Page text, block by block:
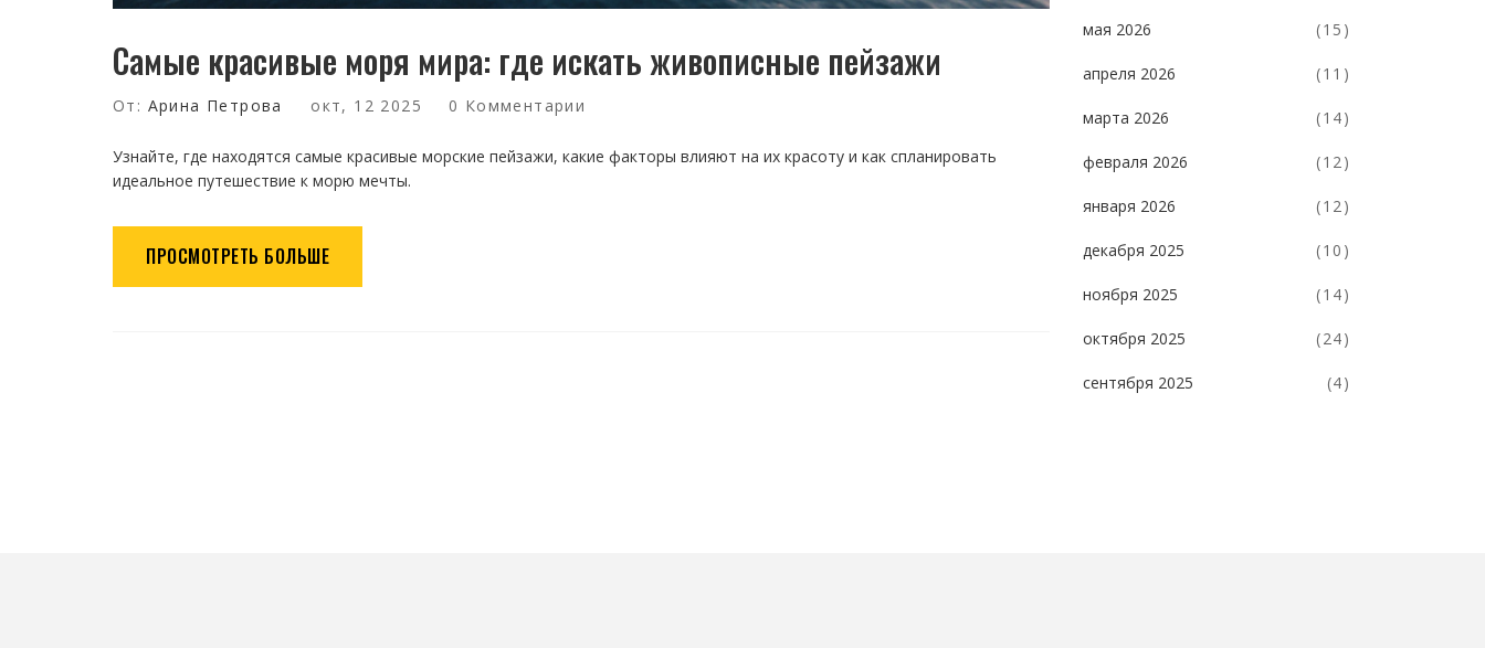
Самые красивые моря мира: где искать живописные пейзажи
От: Арина Петрова окт, 12 2025 0 Комментарии
Узнайте, где находятся самые красивые морские пейзажи, какие факторы влияют на их красоту и как спланировать
идеальное путешествие к морю мечты.
ПРОСМОТРЕТЬ БОЛЬШЕ
мая 2026 (15)
апреля 2026 (11)
марта 2026 (14)
февраля 2026 (12)
января 2026 (12)
декабря 2025 (10)
ноября 2025 (14)
октября 2025 (24)
сентября 2025 (4)